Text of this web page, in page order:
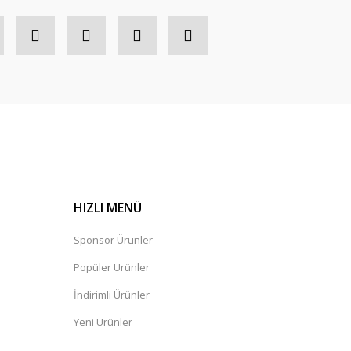
HIZLI MENÜ
Sponsor Ürünler
Popüler Ürünler
İndirimli Ürünler
Yeni Ürünler